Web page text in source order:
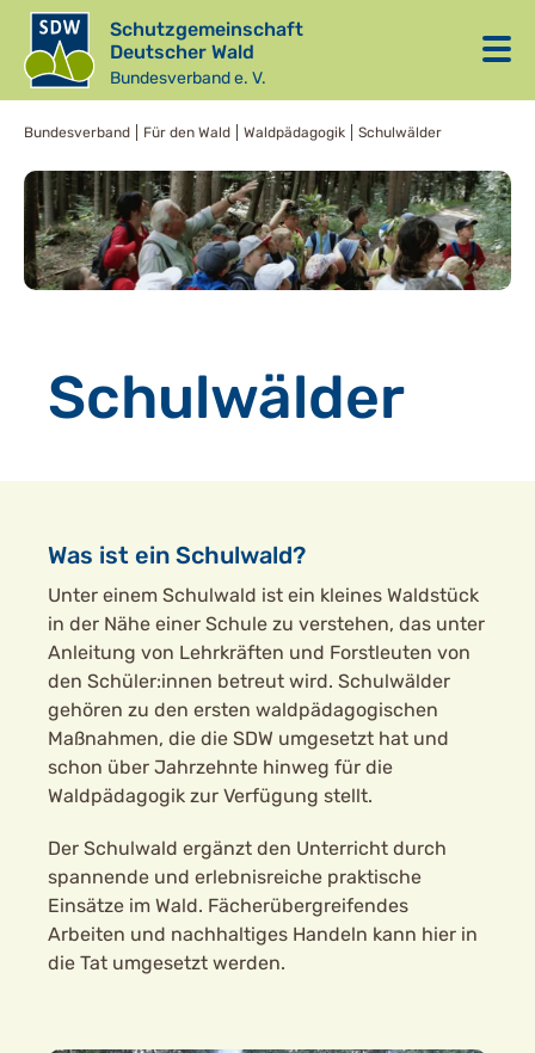
Schutzgemeinschaft
Deutscher Wald
Bundesverband e. V.
Bundesverband Für den Wald Waldpädagogik Schulwälder
Schulwälder
Was ist ein Schulwald?
Unter einem Schulwald ist ein kleines Waldstück
in der Nähe einer Schule zu verstehen, das unter
Anleitung von Lehrkräften und Forstleuten von
den Schüler:innen betreut wird. Schulwälder
gehören zu den ersten waldpädagogischen
Maßnahmen, die die SDW umgesetzt hat und
schon über Jahrzehnte hinweg für die
Waldpädagogik zur Verfügung stellt.
Der Schulwald ergänzt den Unterricht durch
spannende und erlebnisreiche praktische
Einsätze im Wald. Fächerübergreifendes
Arbeiten und nachhaltiges Handeln kann hier in
die Tat umgesetzt werden.